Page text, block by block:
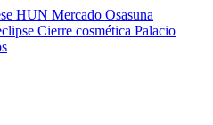
HUN Mercado Osasuna
Cierre cosmética Palacio